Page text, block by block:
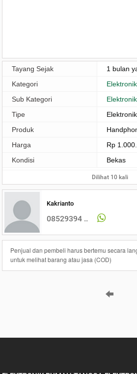
Tayang Sejak
1 bulan
Kategori
Sub Kategori
Tipe
Produk
Harga
Rp
Kondisi
Bekas
Dilihat 10 kali
Kakrianto
08529394 ..
Penjual dan pembeli harus bertemu secara
untuk melihat barang atau jasa (COD)